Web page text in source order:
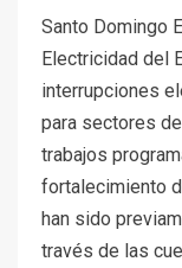
Santo Domingo
Electricidad del
interrupciones
para sectores
trabajos
fortalecimiento
han sido
través de las